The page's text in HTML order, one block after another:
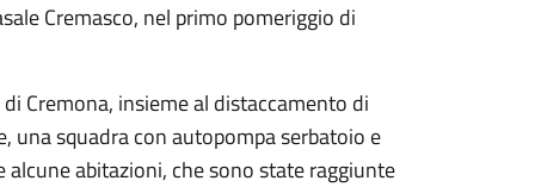
Cremasco, nel primo pomeriggio di
Cremona, insieme al distaccamento di
una squadra con autopompa serbatoio e
abitazioni, che sono state raggiunte